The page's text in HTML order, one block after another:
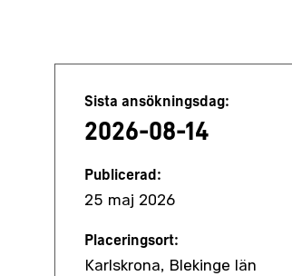
Jobbdetaljer
Sista ansökningsdag:
2026-08-14
Publicerad:
25 maj 2026
Placeringsort:
Karlskrona, Blekinge län